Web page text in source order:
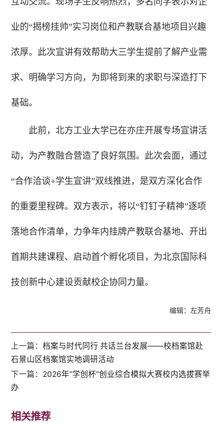
业的“揭榜挂帅”实习岗位和产教联合基地项目兴趣
浓厚。此次宣讲有效帮助大三学生提前了解产业需
求、明确学习方向，为即将到来的求职与深造打下
基础。
此前，北方工业大学已在亦庄开展专场宣讲活
动，为产教融合营造了良好氛围。此次会面，通过
“合作洽谈+学生宣讲”双线推进，是双方深化合作
的重要里程碑。双方表示，将以“钉钉子精神”逐项
落地合作清单，力争年内挂牌产教联合基地、开出
首期共建课程、启动首个孵化项目，为北京国际科
技创新中心建设贡献校企协同力量。
编辑：左芳舟
上一篇：档案与时代同行 共话兰台发展——校档案馆赴
石景山区档案馆实地调研活动
下一篇： 2026年“学创杯”创业综合模拟大赛校内选拔赛举
办
相关推荐